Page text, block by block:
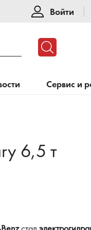
Войти
Сервис и
6,5 т